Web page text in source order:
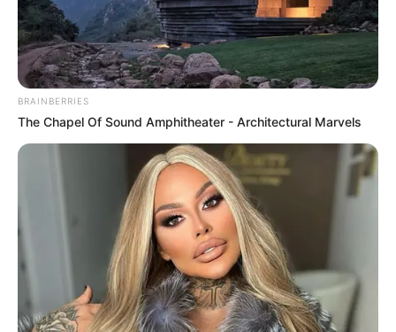
BRAINBERRIES
The Chapel Of Sound Amphitheater - Architectural Marvels